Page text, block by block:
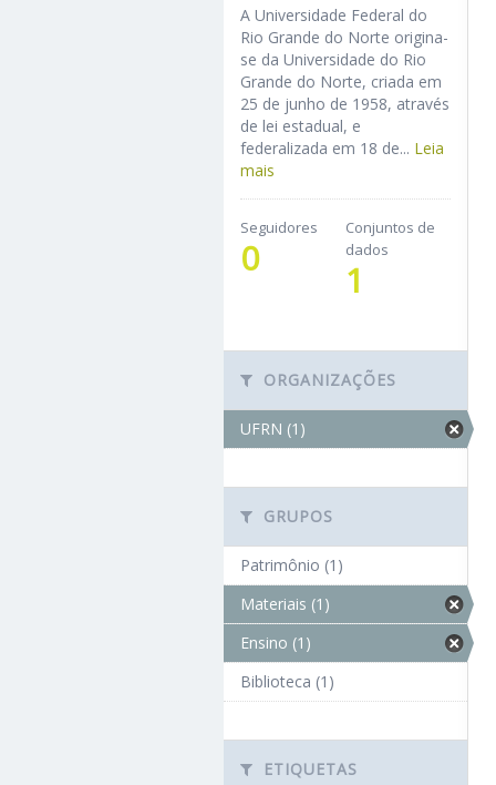
A Universidade Federal do
Rio Grande do Norte origina-
se da Universidade do Rio
Grande do Norte, criada em
25 de junho de 1958, através
de lei estadual, e
federalizada em 18 de... Leia
mais
Seguidores
0
Conjuntos de
dados
1
ORGANIZAÇÕES
UFRN (1)
GRUPOS
Patrimônio (1)
Materiais (1)
Ensino (1)
Biblioteca (1)
ETIQUETAS